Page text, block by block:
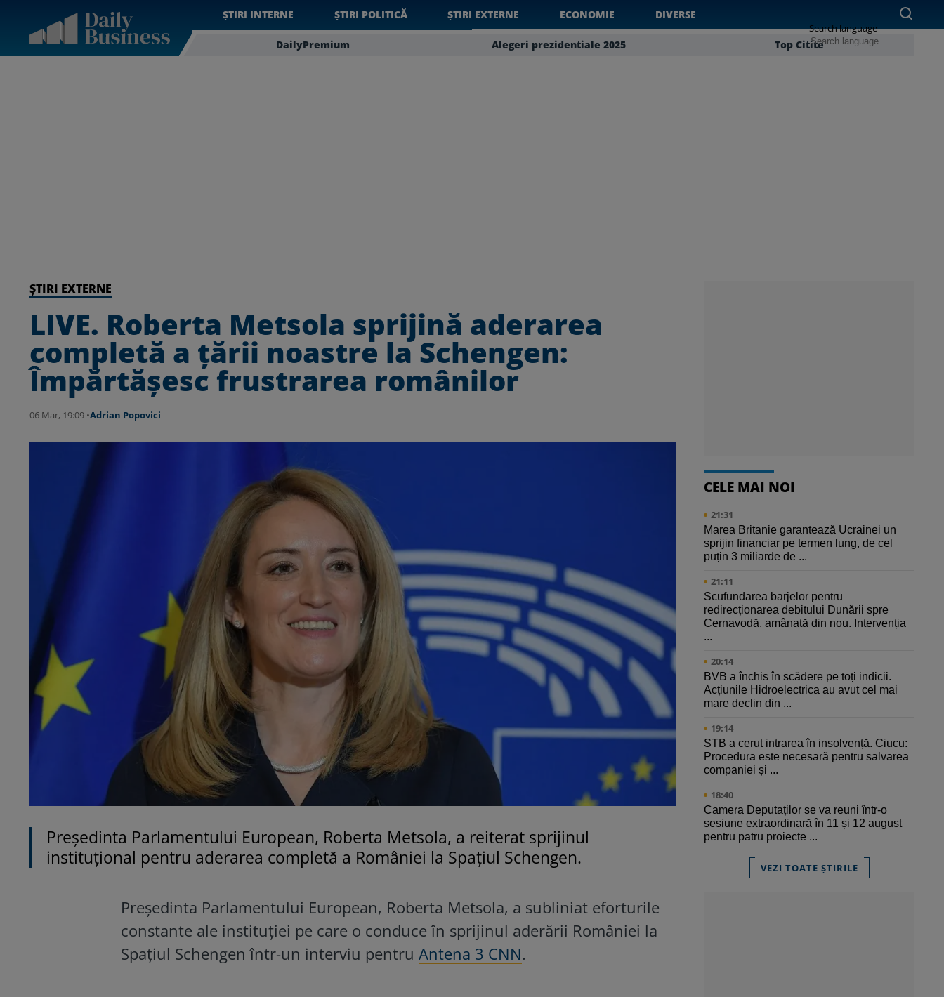
ȘTIRI INTERNE ȘTIRI POLITICĂ ȘTIRI EXTERNE ECONOMIE DIVERSE
DailyPremium Alegeri prezidentiale 2025 Top Citite
Search language
ȘTIRI EXTERNE
LIVE. Roberta Metsola sprijină aderarea
completă a țării noastre la Schengen:
Împărtășesc frustrarea românilor
06 Mar, 19:09 •Adrian Popovici
Președinta Parlamentului European, Roberta Metsola, a reiterat sprijinul
instituțional pentru aderarea completă a României la Spațiul Schengen.
Președinta Parlamentului European, Roberta Metsola, a subliniat eforturile
constante ale instituției pe care o conduce în sprijinul aderării României la
Spațiul Schengen într-un interviu pentru Antena 3 CNN.
CELE MAI NOI
21:31
Marea Britanie garantează Ucrainei un
sprijin financiar pe termen lung, de cel
puțin 3 miliarde de ...
21:11
Scufundarea barjelor pentru
redirecționarea debitului Dunării spre
Cernavodă, amânată din nou. Intervenția
...
20:14
BVB a închis în scădere pe toți indicii.
Acțiunile Hidroelectrica au avut cel mai
mare declin din ...
19:14
STB a cerut intrarea în insolvență. Ciucu:
Procedura este necesară pentru salvarea
companiei și ...
18:40
Camera Deputaților se va reuni într-o
sesiune extraordinară în 11 și 12 august
pentru patru proiecte ...
VEZI TOATE ȘTIRILE